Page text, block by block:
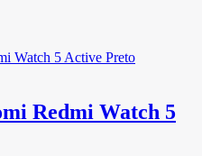
Redmi Watch 5